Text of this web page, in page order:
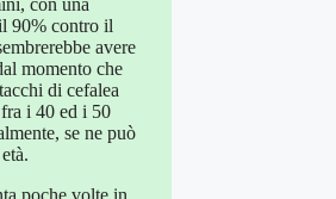
con una
90% contro il
avere
momento che
di cefalea
i 40 ed i 50
se ne può